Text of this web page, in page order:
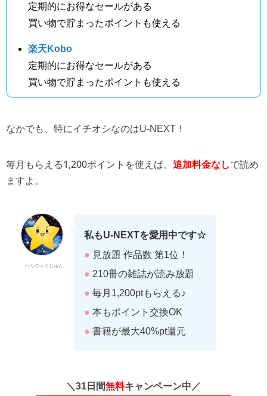
定期的にお得なセールがある
買い物で貯まったポイントも使える
楽天Kobo
定期的にお得なセールがある
買い物で貯まったポイントも使える
なかでも、特にイチオシなのはU-NEXT！
毎月もらえる1,200ポイントを使えば、 追加料金なしで読め
ますよ。
ハリウッドじゅん
私もU-NEXTを愛用中です☆
● 見放題 作品数 第1位！
● 210冊の雑誌が読み放題
● 毎月1,200ptもらえる♪
● 本もポイント交換OK
● 書籍が最大40%pt還元
＼31日間無料キャンペーン中／